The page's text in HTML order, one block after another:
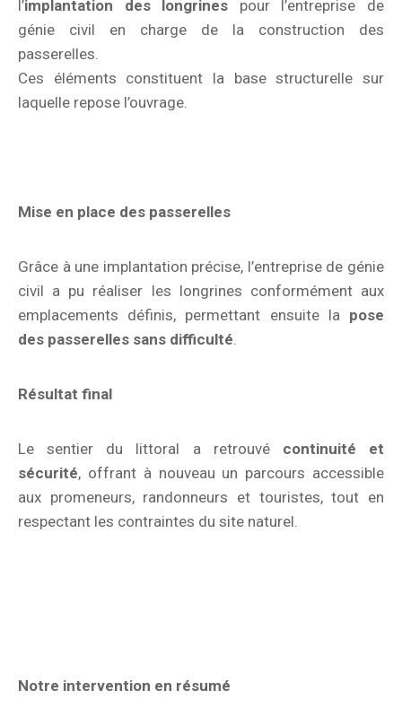
l’implantation des longrines pour l’entreprise de
génie civil en charge de la construction des
passerelles.
Ces éléments constituent la base structurelle sur
laquelle repose l’ouvrage.
Mise en place des passerelles
Grâce à une implantation précise, l’entreprise de génie
civil a pu réaliser les longrines conformément aux
emplacements définis, permettant ensuite la pose
des passerelles sans difficulté.
Résultat final
Le sentier du littoral a retrouvé continuité et
sécurité, offrant à nouveau un parcours accessible
aux promeneurs, randonneurs et touristes, tout en
respectant les contraintes du site naturel.
Notre intervention en résumé